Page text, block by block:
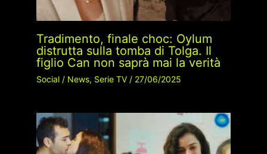
Tradimento, finale choc: Oylum
distrutta sulla tomba di Tolga. Il
figlio Can non saprà mai la verità
Social/ News, Serie TV/ 27/06/2025